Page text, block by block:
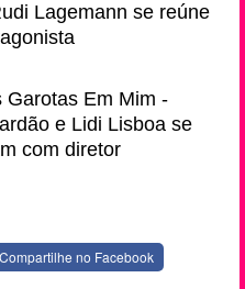
Lagemann se reúne
Garotas Em Mim -
e Lidi Lisboa se
com diretor
Compartilhe no Facebook